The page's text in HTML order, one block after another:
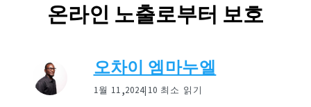
온라인 노출로부터 보호
오차이 엠마누엘
1월 11,2024| 10 최소 읽기